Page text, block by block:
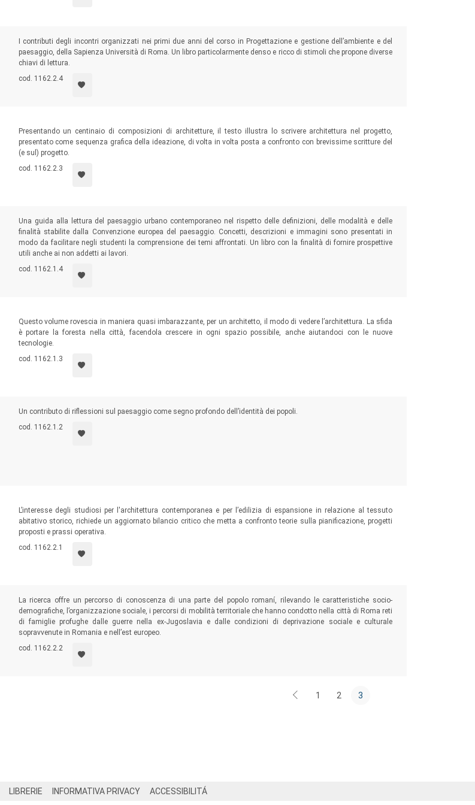
I contributi degli incontri organizzati nei primi due anni del corso in Progettazione e gestione dell’ambiente e del
paesaggio, della Sapienza Università di Roma. Un libro particolarmente denso e ricco di stimoli che propone diverse
chiavi di lettura.
cod. 1162.2.4
Presentando un centinaio di composizioni di architetture, il testo illustra lo scrivere architettura nel progetto,
presentato come sequenza grafica della ideazione, di volta in volta posta a confronto con brevissime scritture del
(e sul) progetto.
cod. 1162.2.3
Una guida alla lettura del paesaggio urbano contemporaneo nel rispetto delle definizioni, delle modalità e delle
finalità stabilite dalla Convenzione europea del paesaggio. Concetti, descrizioni e immagini sono presentati in
modo da facilitare negli studenti la comprensione dei temi affrontati. Un libro con la finalità di fornire prospettive
utili anche ai non addetti ai lavori.
cod. 1162.1.4
Questo volume rovescia in maniera quasi imbarazzante, per un architetto, il modo di vedere l’architettura. La sfida
è portare la foresta nella città, facendola crescere in ogni spazio possibile, anche aiutandoci con le nuove
tecnologie.
cod. 1162.1.3
Un contributo di riflessioni sul paesaggio come segno profondo dell’identità dei popoli.
cod. 1162.1.2
L’interesse degli studiosi per l'architettura contemporanea e per l’edilizia di espansione in relazione al tessuto
abitativo storico, richiede un aggiornato bilancio critico che metta a confronto teorie sulla pianificazione, progetti
proposti e prassi operativa.
cod. 1162.2.1
La ricerca offre un percorso di conoscenza di una parte del popolo romaní, rilevando le caratteristiche socio-
demografiche, l’organizzazione sociale, i percorsi di mobilità territoriale che hanno condotto nella città di Roma reti
di famiglie profughe dalle guerre nella ex-Jugoslavia e dalle condizioni di deprivazione sociale e culturale
sopravvenute in Romania e nell’est europeo.
cod. 1162.2.2
1 2 3
LIBRERIE INFORMATIVA PRIVACY ACCESSIBILITÁ